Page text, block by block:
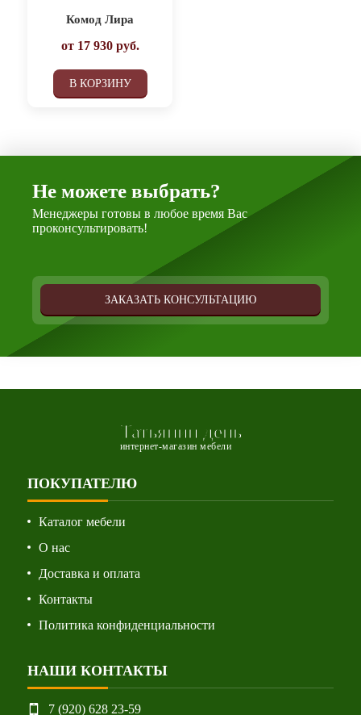
Комод Лира
от 17 930руб.
В КОРЗИНУ
Не можете выбрать?
Менеджеры готовы в любое время Вас
проконсультировать!
ЗАКАЗАТЬ КОНСУЛЬТАЦИЮ
Татьянин день
интернет-магазин мебели
ПОКУПАТЕЛЮ
Каталог мебели
О нас
Доставка и оплата
Контакты
Политика конфиденциальности
НАШИ КОНТАКТЫ
7 (920) 628 23-59